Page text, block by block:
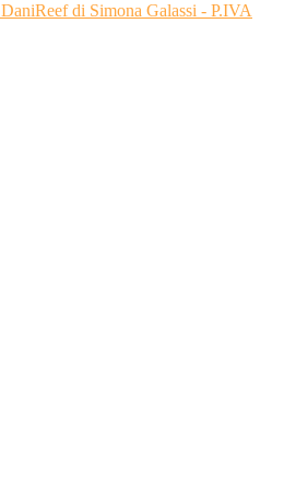
DaniReef di Simona Galassi - P.IVA